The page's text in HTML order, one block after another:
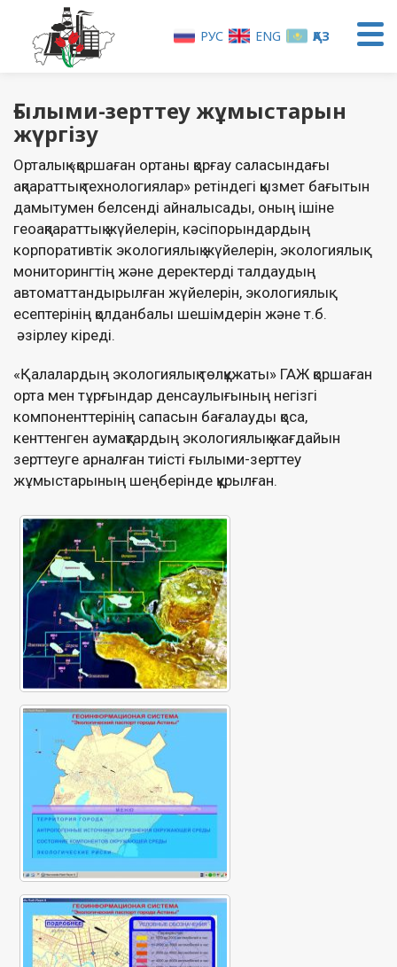
РУС ENG ҚАЗ
Ғылыми-зерттеу жұмыстарын
жүргізу
Орталық «қоршаған ортаны қорғау саласындағы
ақпараттық технологиялар» ретіндегі қызмет бағытын
дамытумен белсенді айналысады, оның ішіне
геоақпараттық жүйелерін, кәсіпорындардың
корпоративтік экологиялық жүйелерін, экологиялық
мониторингтің және деректерді талдаудың
автоматтандырылған жүйелерін, экологиялық
есептерінің қолданбалы шешімдерін және т.б.
әзірлеу кіреді.
«Қалалардың экологиялық төлқұжаты» ГАЖ қоршаған
орта мен тұрғындар денсаулығының негізгі
компоненттерінің сапасын бағалауды қоса,
кенттенген аумақтардың экологиялық жағдайын
зерттеуге арналған тиісті ғылыми-зерттеу
жұмыстарының шеңберінде құрылған.